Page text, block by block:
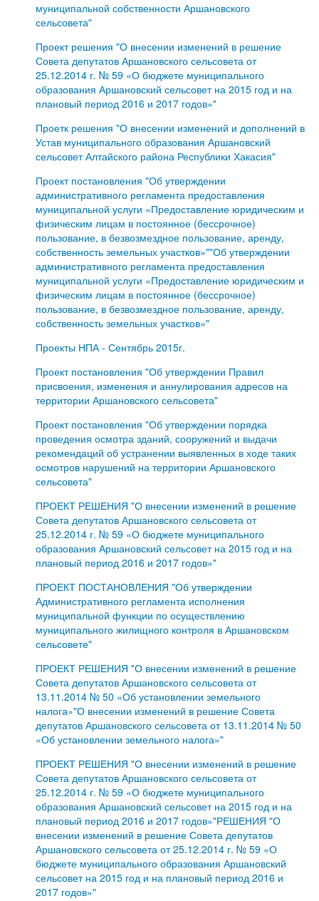
муниципальной собственности Аршановского
сельсовета"
Проект решения "О внесении изменений в решение
Совета депутатов Аршановского сельсовета от
25.12.2014 г. № 59 «О бюджете муниципального
образования Аршановский сельсовет на 2015 год и на
плановый период 2016 и 2017 годов»"
Проетк решения "О внесении изменений и дополнений в
Устав муниципального образования Аршановский
сельсовет Алтайского района Республики Хакасия"
Проект постановления "Об утверждении
административного регламента предоставления
муниципальной услуги «Предоставление юридическим и
физическим лицам в постоянное (бессрочное)
пользование, в безвозмездное пользование, аренду,
собственность земельных участков»""Об утверждении
административного регламента предоставления
муниципальной услуги «Предоставление юридическим и
физическим лицам в постоянное (бессрочное)
пользование, в безвозмездное пользование, аренду,
собственность земельных участков»"
Проекты НПА - Сентябрь 2015г.
Проект постановления "Об утверждении Правил
присвоения, изменения и аннулирования адресов на
территории Аршановского сельсовета"
Проект постановления "Об утверждении порядка
проведения осмотра зданий, сооружений и выдачи
рекомендаций об устранении выявленных в ходе таких
осмотров нарушений на территории Аршановского
сельсовета"
ПРОЕКТ РЕШЕНИЯ "О внесении изменений в решение
Совета депутатов Аршановского сельсовета от
25.12.2014 г. № 59 «О бюджете муниципального
образования Аршановский сельсовет на 2015 год и на
плановый период 2016 и 2017 годов»"
ПРОЕКТ ПОСТАНОВЛЕНИЯ "Об утверждении
Административного регламента исполнения
муниципальной функции по осуществлению
муниципального жилищного контроля в Аршановском
сельсовете"
ПРОЕКТ РЕШЕНИЯ "О внесении изменений в решение
Совета депутатов Аршановского сельсовета от
13.11.2014 № 50 «Об установлении земельного
налога»"О внесении изменений в решение Совета
депутатов Аршановского сельсовета от 13.11.2014 № 50
«Об установлении земельного налога»"
ПРОЕКТ РЕШЕНИЯ "О внесении изменений в решение
Совета депутатов Аршановского сельсовета от
25.12.2014 г. № 59 «О бюджете муниципального
образования Аршановский сельсовет на 2015 год и на
плановый период 2016 и 2017 годов»"РЕШЕНИЯ "О
внесении изменений в решение Совета депутатов
Аршановского сельсовета от 25.12.2014 г. № 59 «О
бюджете муниципального образования Аршановский
сельсовет на 2015 год и на плановый период 2016 и
2017 годов»"